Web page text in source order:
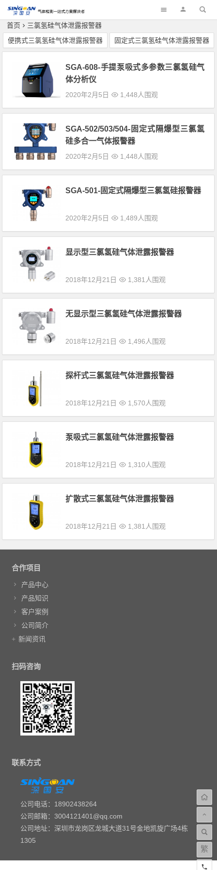
深国安
首页
三氯氢硅气体泄露报警器
便携式三氯氢硅气体泄露报警器
固定式三氯氢硅气体泄露报警器
SGA-608-手提泵吸式多参数三氯氢硅气
体分析仪
2020年2月5日 1,448人围观
SGA-502/503/504-固定式隔爆型三氯氢
硅多合一气体报警器
2020年2月5日 1,448人围观
SGA-501-固定式隔爆型三氯氢硅报警器
2020年2月5日 1,489人围观
显示型三氯氢硅气体泄露报警器
2018年12月21日 1,381人围观
无显示型三氯氢硅气体泄露报警器
2018年12月21日 1,496人围观
探杆式三氯氢硅气体泄露报警器
2018年12月21日 1,570人围观
泵吸式三氯氢硅气体泄露报警器
2018年12月21日 1,310人围观
扩散式三氯氢硅气体泄露报警器
2018年12月21日 1,381人围观
合作项目
产品中心
产品知识
客户案例
公司简介
新闻资讯
扫码咨询
联系方式
公司电话：18902438264
公司邮箱：3004121401@qq.com
公司地址：深圳市龙岗区龙城大道31号金地凯旋广场4栋
1305
繁